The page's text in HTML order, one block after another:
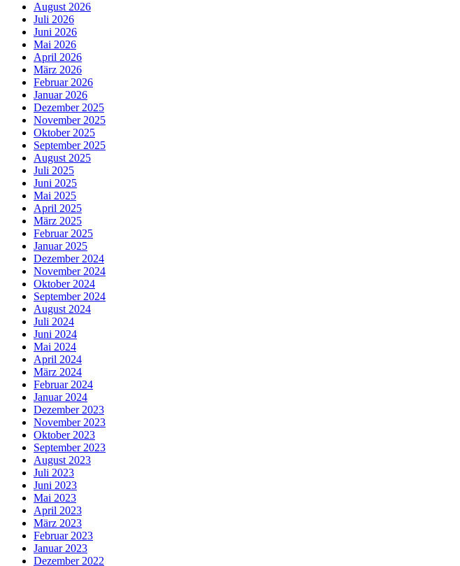
August 2026
Juli 2026
Juni 2026
Mai 2026
April 2026
März 2026
Februar 2026
Januar 2026
Dezember 2025
November 2025
Oktober 2025
September 2025
August 2025
Juli 2025
Juni 2025
Mai 2025
April 2025
März 2025
Februar 2025
Januar 2025
Dezember 2024
November 2024
Oktober 2024
September 2024
August 2024
Juli 2024
Juni 2024
Mai 2024
April 2024
März 2024
Februar 2024
Januar 2024
Dezember 2023
November 2023
Oktober 2023
September 2023
August 2023
Juli 2023
Juni 2023
Mai 2023
April 2023
März 2023
Februar 2023
Januar 2023
Dezember 2022